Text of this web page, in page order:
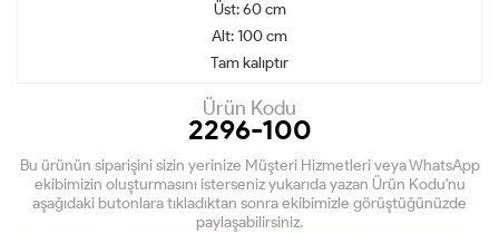
Üst: 60 cm
Alt: 100 cm
Tam kalıptır
Ürün Kodu
2296-100
Bu ürünün siparişini sizin yerinize Müşteri Hizmetleri veya WhatsApp
ekibimizin oluşturmasını isterseniz yukarıda yazan Ürün Kodu'nu
aşağıdaki butonlara tıkladıktan sonra ekibimizle görüştüğünüzde
paylaşabilirsiniz.